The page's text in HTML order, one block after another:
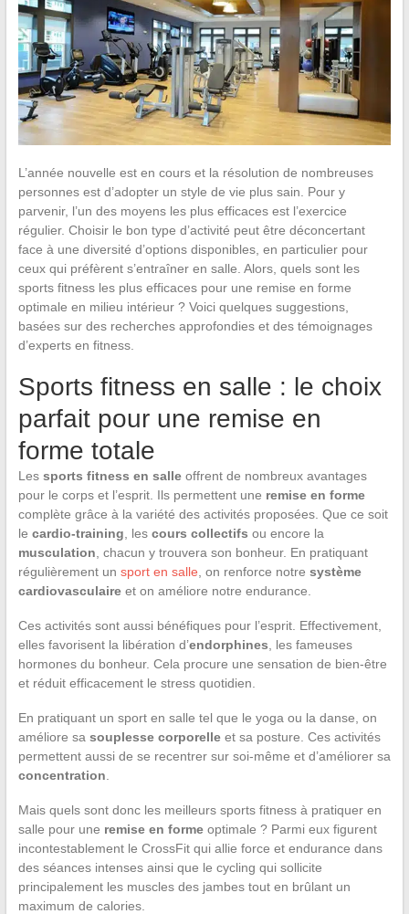
L’année nouvelle est en cours et la résolution de nombreuses
personnes est d’adopter un style de vie plus sain. Pour y
parvenir, l’un des moyens les plus efficaces est l’exercice
régulier. Choisir le bon type d’activité peut être déconcertant
face à une diversité d’options disponibles, en particulier pour
ceux qui préfèrent s’entraîner en salle. Alors, quels sont les
sports fitness les plus efficaces pour une remise en forme
optimale en milieu intérieur ? Voici quelques suggestions,
basées sur des recherches approfondies et des témoignages
d’experts en fitness.
Sports fitness en salle : le choix
parfait pour une remise en
forme totale
Les sports fitness en salleoffrent de nombreux avantages
pour le corps et l’esprit. Ils permettent une remise en forme
complète grâce à la variété des activités proposées. Que ce soit
le cardio-training , les cours collectifs ou encore la
musculation , chacun y trouvera son bonheur. En pratiquant
régulièrement un sport en salle , on renforce notre système
cardiovasculaireet on améliore notre endurance.
Ces activités sont aussi bénéfiques pour l’esprit. Effectivement,
elles favorisent la libération d’endorphines , les fameuses
hormones du bonheur. Cela procure une sensation de bien-être
et réduit efficacement le stress quotidien.
En pratiquant un sport en salle tel que le yoga ou la danse, on
améliore sa souplesse corporelleet sa posture. Ces activités
permettent aussi de se recentrer sur soi-même et d’améliorer sa
concentration
Mais quels sont donc les meilleurs sports fitness à pratiquer en
salle pour une remise en formeoptimale ? Parmi eux figurent
incontestablement le CrossFit qui allie force et endurance dans
des séances intenses ainsi que le cycling qui sollicite
principalement les muscles des jambes tout en brûlant un
maximum de calories.